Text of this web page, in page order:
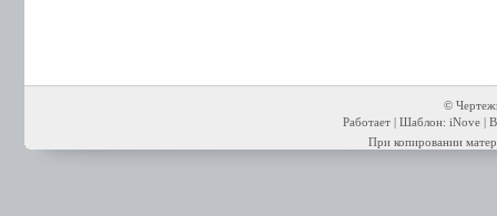
©
Работает | Шаблон: iNove |
При копировании